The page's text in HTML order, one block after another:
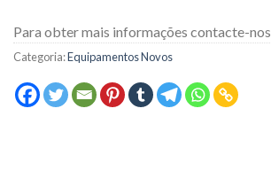
Para obter mais informações contacte-nos
Categoria:Equipamentos Novos